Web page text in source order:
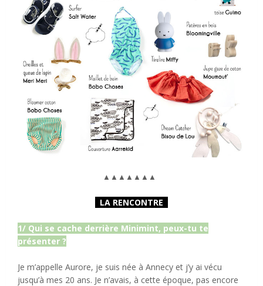
▲ ▲ ▲ ▲ ▲ ▲ ▲
LA RENCONTRE
1/ Qui se cache derrière Minimint, peux-tu te
présenter ?
Je m’appelle Aurore, je suis née à Annecy et j’y ai vécu
jusqu’à mes 20 ans. Je n’avais, à cette époque, pas encore